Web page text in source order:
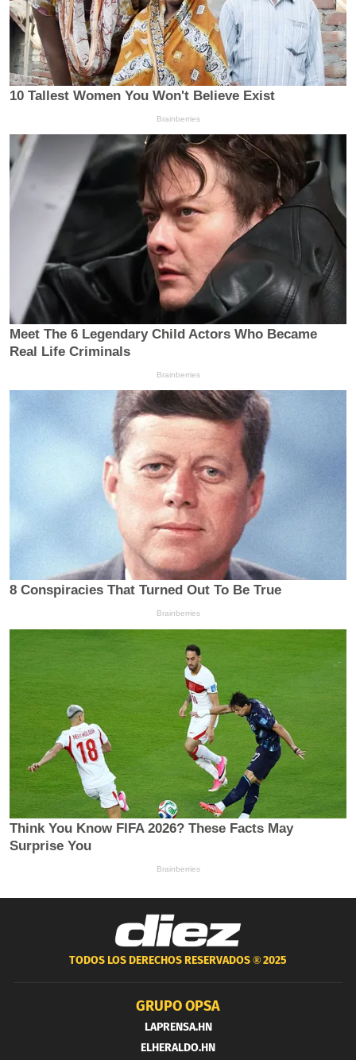
TODOS LOS DERECHOS RESERVADOS ®2025
GRUPO OPSA
LAPRENSA.HN
ELHERALDO.HN